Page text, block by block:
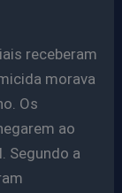
receberam
morava
Os
ao
Segundo a